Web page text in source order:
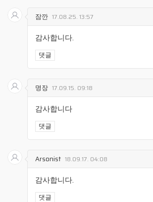
잠깐 17.08.25. 13:57
감사합니다.
댓글
명장 17.09.15. 09:18
감사합니다
댓글
Arsonist 18.09.17. 04:08
감사합니다.
댓글